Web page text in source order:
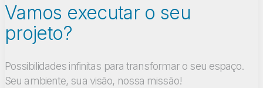
Vamos executar o seu
projeto?
Possibilidades infinitas para transformar o seu espaço.
Seu ambiente, sua visão, nossa missão!